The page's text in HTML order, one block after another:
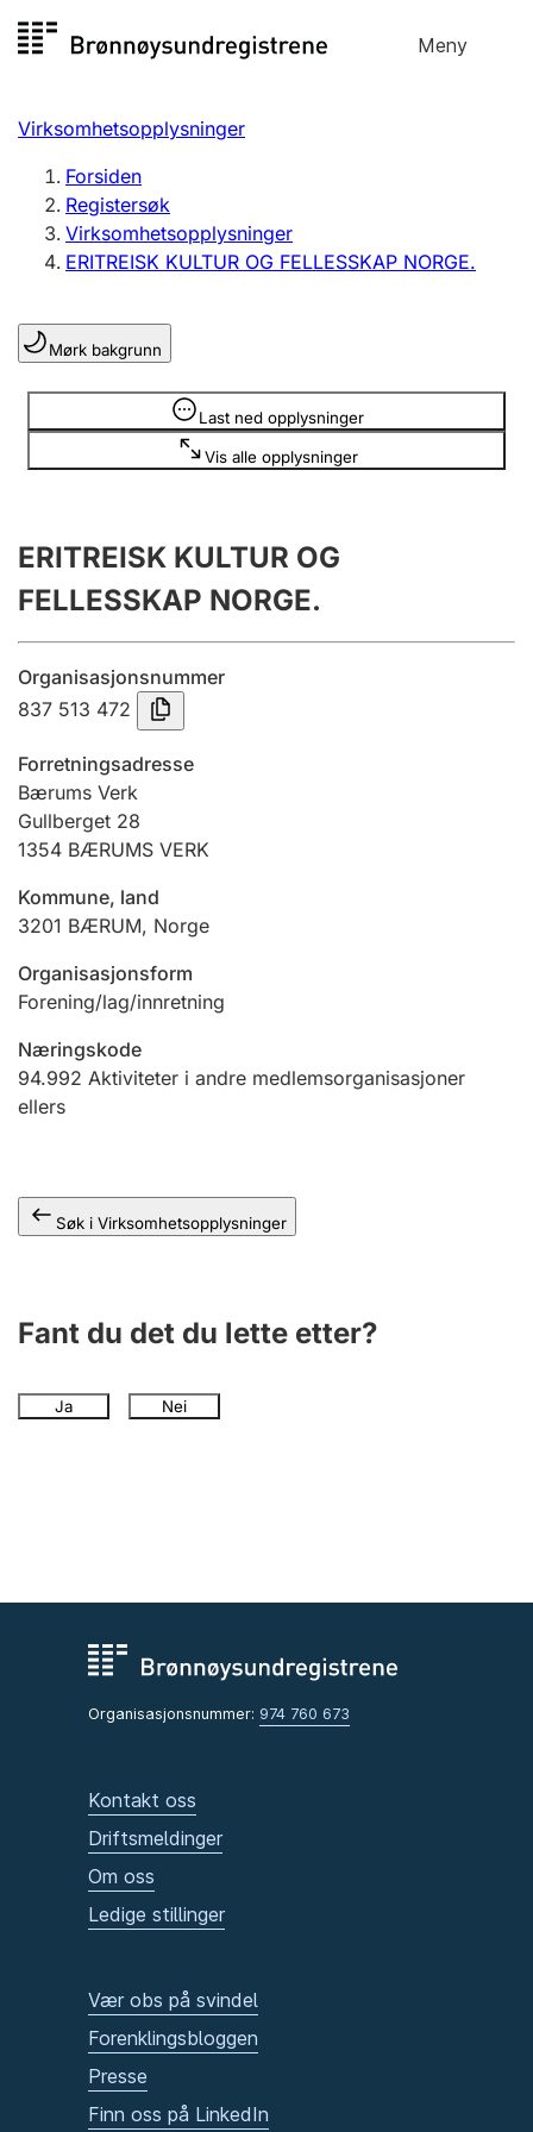
til
Meny
Registersøk
Aksjeselskap
Enkeltpersonforetak
Registrere, endre, slette
Lag og forening
Registrere, endre, slette
Årsregnskap
Innsending og forsinkelsesgebyr
Tinglysing
Jeger
Betaling og jegeravgiftskort
Ektepaktveileder
Offentlig sektor
Andre tema
Virksomhetsopplysninger
Forsiden
Registersøk
Virksomhetsopplysninger
ERITREISK KULTUR OG FELLESSKAP NORGE.
Mørk bakgrunn
Last ned opplysninger
Vis alle opplysninger
Opplysninger er skjult
ERITREISK KULTUR OG
FELLESSKAP NORGE.
Organisasjonsnummer
837 513 472
Forretningsadresse
Bærums Verk
Gullberget 28
1354 BÆRUMS VERK
Kommune, land
3201 BÆRUM, Norge
Organisasjonsform
Forening/lag/innretning
Næringskode
94.992 Aktiviteter i andre medlemsorganisasjoner
ellers
Søk i Virksomhetsopplysninger
Fant du det du lette etter?
Ja Nei
Organisasjonsnummer: 974 760 673
Kontakt oss
Driftsmeldinger
Om oss
Ledige stillinger
Vær obs på svindel
Forenklingsbloggen
Presse
Finn oss på LinkedIn